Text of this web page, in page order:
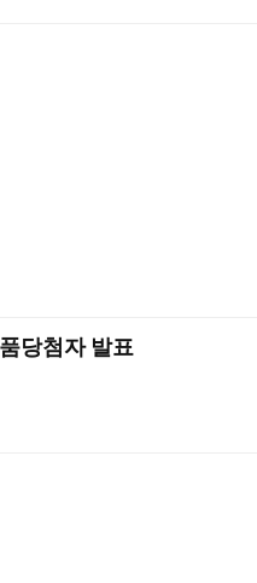
당첨자 발표